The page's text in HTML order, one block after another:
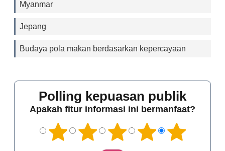
Myanmar
Jepang
Budaya pola makan berdasarkan kepercayaan
Polling kepuasan publik
Apakah fitur informasi ini bermanfaat?